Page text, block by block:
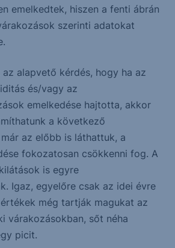
emelkedtek, hiszen a fenti ábrán
szerinti adatokat
alapvető kérdés, hogy ha az
és/vagy az
emelkedése hajtotta, akkor
a következő
az előbb is láthattuk, a
fokozatosan csökkenni fog. A
is egyre
Igaz, egyelőre csak az idei évre
még tartják magukat az
várakozásokban, sőt néha
picit.